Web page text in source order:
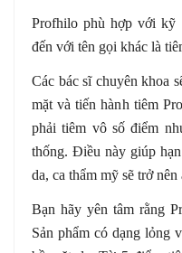
Profhilo phù hợp với kỹ
đến với tên gọi khác là
Các bác sĩ chuyên khoa
mặt và tiến hành tiêm
phải tiêm vô số điểm
thống. Điều này giúp
da, ca thẩm mỹ sẽ trở nên
Bạn hãy yên tâm rằng
Sản phẩm có dạng lỏng